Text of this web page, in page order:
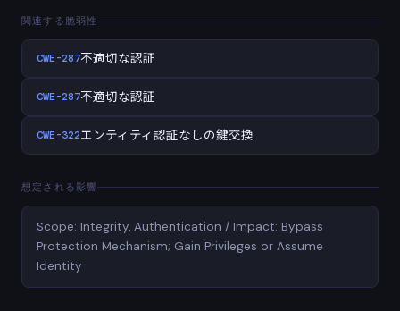
関連する脆弱性
CWE-287不適切な認証
CWE-287不適切な認証
CWE-322エンティティ認証なしの鍵交換
想定される影響
Scope: Integrity, Authentication / Impact: Bypass
Protection Mechanism; Gain Privileges or Assume
Identity